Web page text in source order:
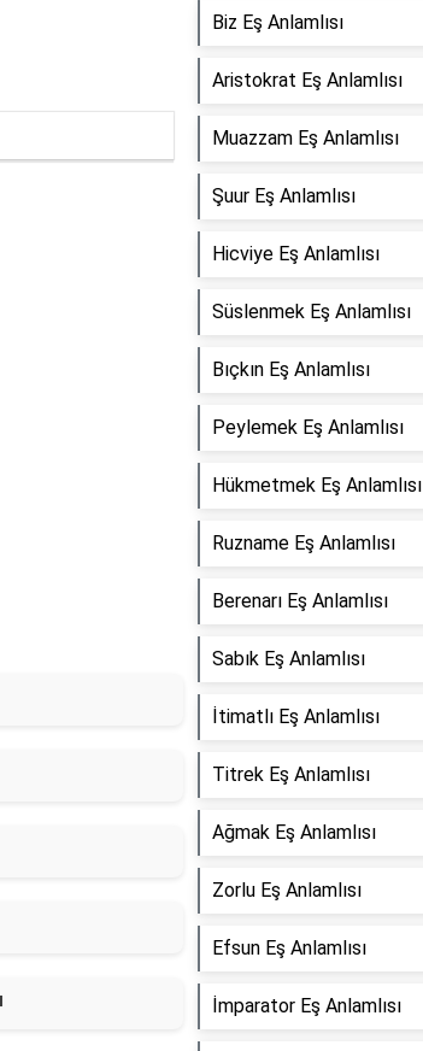
Biz Eş Anlamlısı
Aristokrat Eş Anlamlısı
Muazzam Eş Anlamlısı
Şuur Eş Anlamlısı
Hicviye Eş Anlamlısı
Süslenmek Eş Anlamlısı
Bıçkın Eş Anlamlısı
Peylemek Eş Anlamlısı
Hükmetmek Eş Anlamlısı
Ruzname Eş Anlamlısı
Berenarı Eş Anlamlısı
Sabık Eş Anlamlısı
İtimatlı Eş Anlamlısı
Titrek Eş Anlamlısı
Ağmak Eş Anlamlısı
Zorlu Eş Anlamlısı
Efsun Eş Anlamlısı
İmparator Eş Anlamlısı